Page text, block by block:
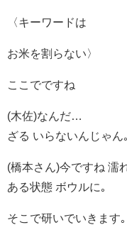
〈キーワードは
お米を割らない〉
ここでですね
(木佐)なんだ…
ざる いらないんじゃん｡
(橋本さん)今ですね 濡
ある状態 ボウルに｡
そこで研いでいきます｡